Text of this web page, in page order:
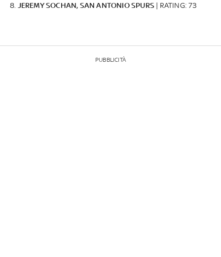
8. JEREMY SOCHAN, SAN ANTONIO SPURS | RATING: 73
PUBBLICITÀ